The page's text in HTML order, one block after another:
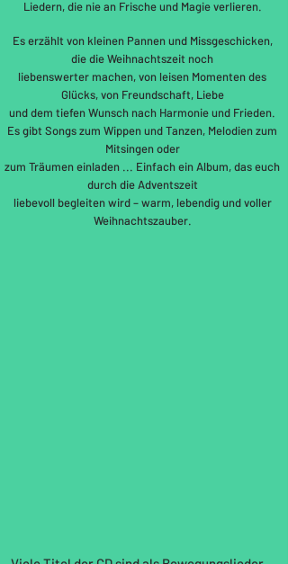
Liedern, die nie an Frische und Magie verlieren.
Es erzählt von kleinen Pannen und Missgeschicken,
die die Weihnachtszeit noch
liebenswerter machen, von leisen Momenten des
Glücks, von Freundschaft, Liebe
und dem tiefen Wunsch nach Harmonie und Frieden.
Es gibt Songs zum Wippen und Tanzen, Melodien zum
Mitsingen oder
zum Träumen einladen ... Einfach ein Album, das euch
durch die Adventszeit
liebevoll begleiten wird – warm, lebendig und voller
Weihnachtszauber.